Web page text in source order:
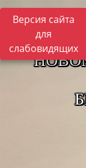
Версия сайта
для
слабовидящих